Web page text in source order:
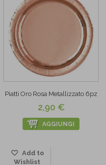
Piatti Oro Rosa Metallizzato 6pz
2,90 €
AGGIUNGI
Add to
Wishlist